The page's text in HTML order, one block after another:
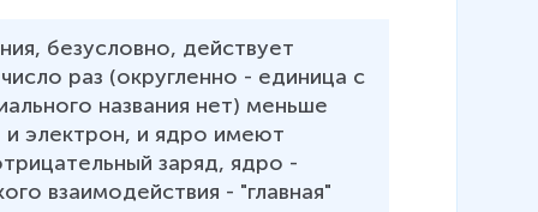
безусловно, действует
раз (округленно - единица с
названия нет) меньше
и электрон, и ядро имеют
заряд, ядро -
взаимодействия - "главная"